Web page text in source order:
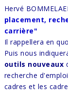
Hervé
placement,
carrière"
Il rappellera en
Puis nous
outils nouveaux
recherche
cadres et les